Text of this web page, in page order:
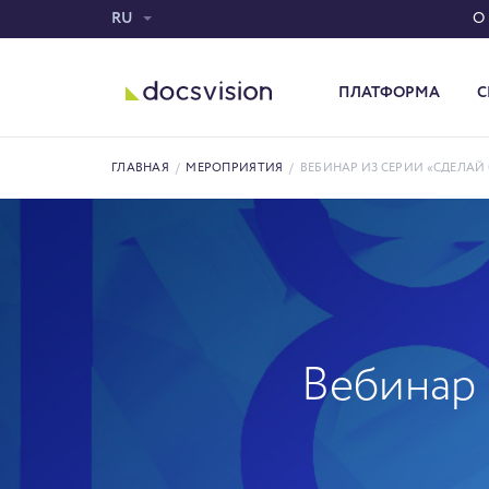
RU О
ПЛАТФОРМА
ГЛАВНАЯ / МЕРОПРИЯТИЯ / ВЕБИНАР ИЗ СЕРИИ
Вебинар